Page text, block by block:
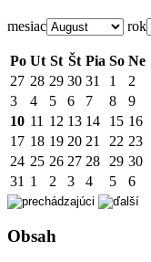
mesiac rok
Po Ut St Št Pia So Ne
27 28 29 30 31 1
2
3
4 5 6 7 8
9
10 11 12 13 14 15 16
17 18 19 20 21 22 23
24 25 26 27 28 29 30
31 1 2 3 4 5 6
Obsah